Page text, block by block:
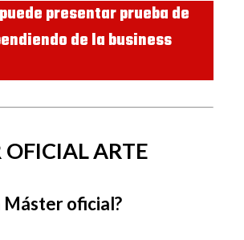
presentar prueba de
de la business
OFICIAL ARTE
Máster oficial?